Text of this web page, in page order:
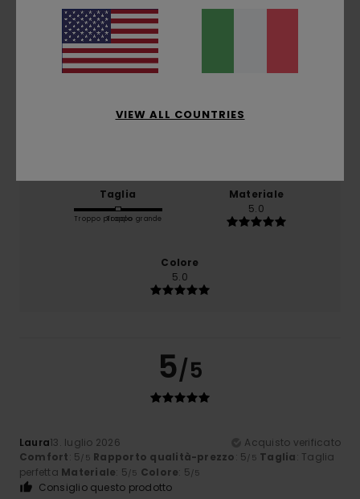
Il 100% dei nostri clienti consiglia questo prodotto
Comfort
Taglia
Troppo piccoloTroppo grande
Materiale
5.0
Colore
5.0
5/5
Laura13. luglio 2026
Acquisto verificato
Comfort: 5/5 Rapporto qualità-prezzo: 5/5 Taglia: Taglia
perfetta Materiale: 5/5 Colore: 5/5
Consiglio questo prodotto
VIEW ALL COUNTRIES